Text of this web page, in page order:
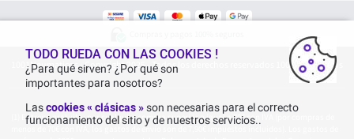
l
1001Neumaticos - Copyright 2025 - Todos los derechos reservados 1001Neumaticos
Entrega gratuita: por cualquier compra superior o igual a 70€ con IVA (por compras de
menos de 70€ con IVA, los gastos de envío son de 7,90€ impuestos incluidos). Los gastos de
TODO RUEDA CON LAS COOKIES !
¿Para qué sirven? ¿Por qué son
importantes para nosotros?
Lascookies « clásicas »son necesarias para el correcto
funcionamiento del sitio y de nuestros servicios..